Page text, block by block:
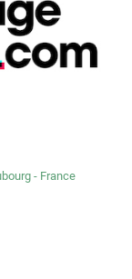
- France